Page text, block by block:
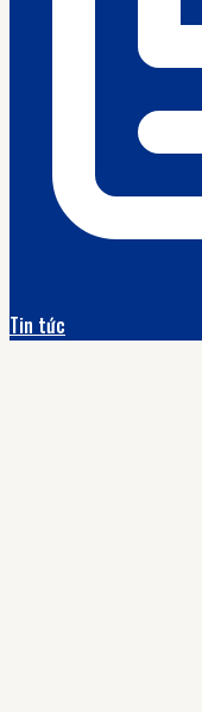
Tin tức